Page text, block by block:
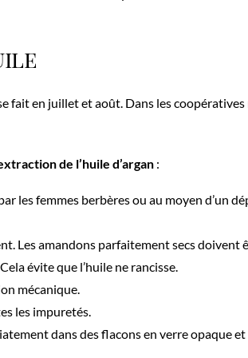
fait en juillet et août. Dans les
de l’huile d’argan :
les femmes berbères ou au moyen d’un
Les amandons parfaitement secs doivent
évite que l’huile ne rancisse.
mécanique.
les impuretés.
dans des flacons en verre opaque